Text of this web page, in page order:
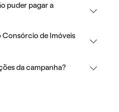
puder pagar a
Consórcio de Imóveis
da campanha?